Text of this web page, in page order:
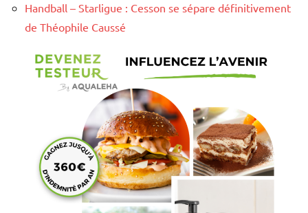
Handball – Starligue : Cesson se sépare définitivement
de Théophile Caussé